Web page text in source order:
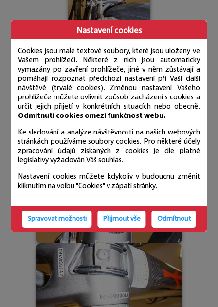
Nastavení cookies
Cookies jsou malé textové soubory, které jsou uloženy ve
Vašem prohlížeči. Některé z nich jsou automaticky
vymazány po zavření prohlížeče, jiné v něm zůstávají a
pomáhají rozpoznat předchozí nastavení při Vaší další
návštěvě (trvalé cookies). Změnou nastavení Vašeho
prohlížeče můžete ovlivnit způsob zacházení s cookies a
určit jejich přijetí v konkrétních situacích nebo obecně.
Odmítnutí cookies omezí funkčnost webu.
Ke sledování a analýze návštěvnosti na našich webových
stránkách používáme soubory cookies. Pro některé účely
zpracování údajů získaných z cookies je dle platné
legislativy vyžadován Váš souhlas.
Nastavení cookies můžete kdykoliv v budoucnu změnit
kliknutím na volbu "Cookies" v zápatí stránky.
Spravovat možnosti Přijmout vše Odmítnout